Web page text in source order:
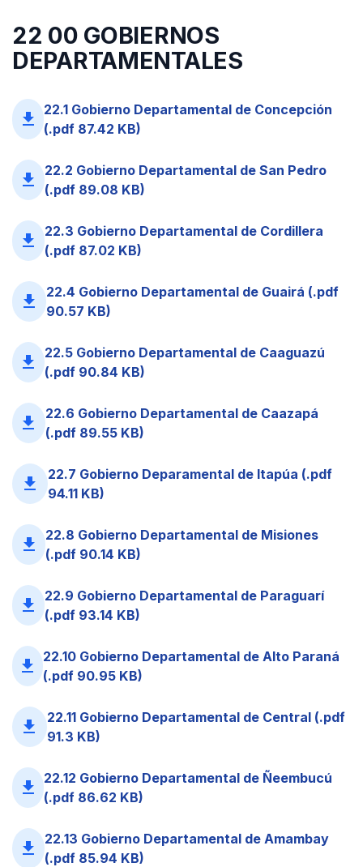
22 00 GOBIERNOS
DEPARTAMENTALES
file_download
22.1 Gobierno Departamental de Concepción
(.pdf 87.42 KB)
file_download
22.2 Gobierno Departamental de San Pedro
(.pdf 89.08 KB)
file_download
22.3 Gobierno Departamental de Cordillera
(.pdf 87.02 KB)
file_download
22.4 Gobierno Departamental de Guairá (.pdf
90.57 KB)
file_download
22.5 Gobierno Departamental de Caaguazú
(.pdf 90.84 KB)
file_download
22.6 Gobierno Departamental de Caazapá
(.pdf 89.55 KB)
file_download
22.7 Gobierno Deparamental de Itapúa (.pdf
94.11 KB)
file_download
22.8 Gobierno Departamental de Misiones
(.pdf 90.14 KB)
file_download
22.9 Gobierno Departamental de Paraguarí
(.pdf 93.14 KB)
file_download
22.10 Gobierno Departamental de Alto Paraná
(.pdf 90.95 KB)
file_download
22.11 Gobierno Departamental de Central (.pdf
91.3 KB)
file_download
22.12 Gobierno Departamental de Ñeembucú
(.pdf 86.62 KB)
file_download
22.13 Gobierno Departamental de Amambay
(.pdf 85.94 KB)